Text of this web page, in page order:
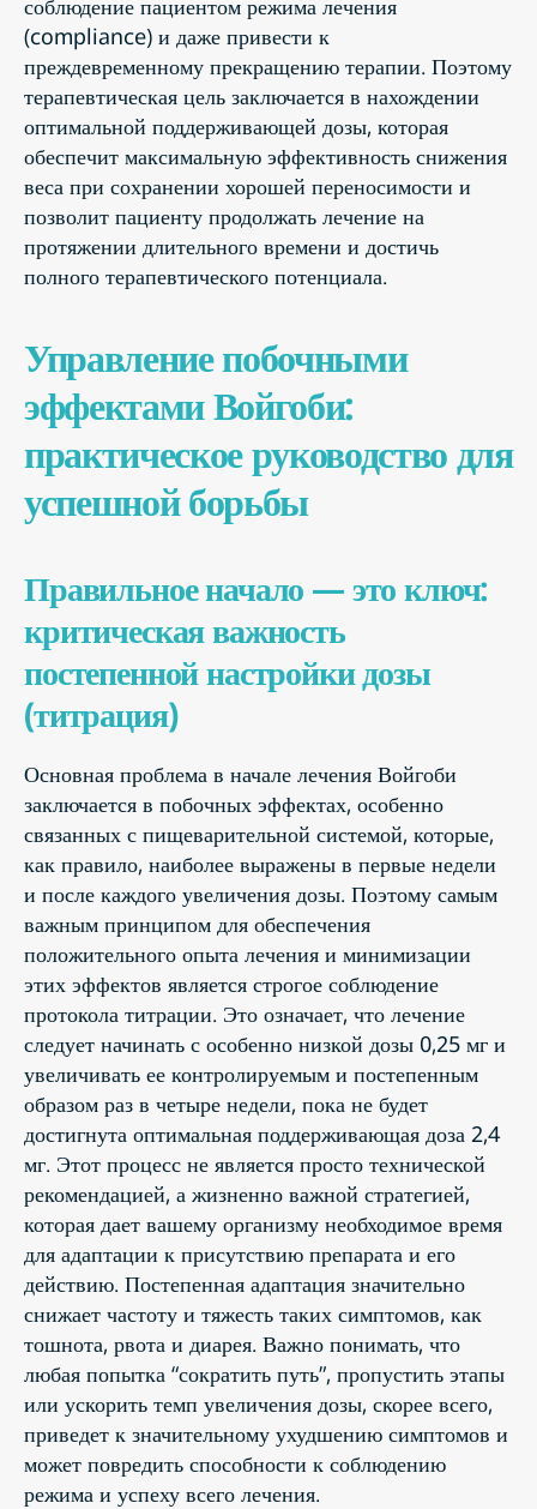
соблюдение пациентом режима лечения
(compliance) и даже привести к
преждевременному прекращению терапии. Поэтому
терапевтическая цель заключается в нахождении
оптимальной поддерживающей дозы, которая
обеспечит максимальную эффективность снижения
веса при сохранении хорошей переносимости и
позволит пациенту продолжать лечение на
протяжении длительного времени и достичь
полного терапевтического потенциала.
Управление побочными
эффектами Войгоби:
практическое руководство для
успешной борьбы
Правильное начало — это ключ:
критическая важность
постепенной настройки дозы
(титрация)
Основная проблема в начале лечения Войгоби
заключается в побочных эффектах, особенно
связанных с пищеварительной системой, которые,
как правило, наиболее выражены в первые недели
и после каждого увеличения дозы. Поэтому самым
важным принципом для обеспечения
положительного опыта лечения и минимизации
этих эффектов является строгое соблюдение
протокола титрации. Это означает, что лечение
следует начинать с особенно низкой дозы 0,25 мг и
увеличивать ее контролируемым и постепенным
образом раз в четыре недели, пока не будет
достигнута оптимальная поддерживающая доза 2,4
мг. Этот процесс не является просто технической
рекомендацией, а жизненно важной стратегией,
которая дает вашему организму необходимое время
для адаптации к присутствию препарата и его
действию. Постепенная адаптация значительно
снижает частоту и тяжесть таких симптомов, как
тошнота, рвота и диарея. Важно понимать, что
любая попытка “сократить путь”, пропустить этапы
или ускорить темп увеличения дозы, скорее всего,
приведет к значительному ухудшению симптомов и
может повредить способности к соблюдению
режима и успеху всего лечения.